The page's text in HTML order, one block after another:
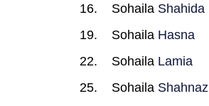
Sohaila Shahida
Sohaila Hasna
Sohaila Lamia
Sohaila Shahnaz